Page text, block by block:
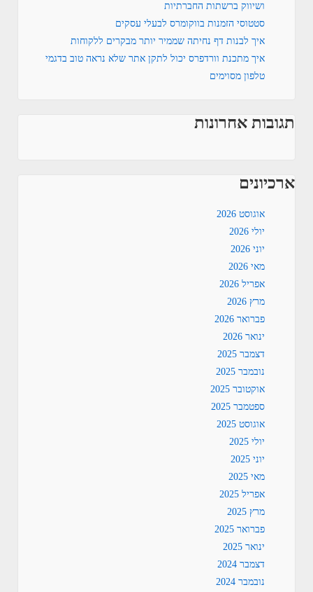
ושיווק ברשתות החברתיות
סטטוסי הזמנות בווקומרס לבעלי עסקים
איך לבנות דף נחיתה שממיר יותר מבקרים ללקוחות
איך מתכנת וורדפרס יכול לתקן אתר שלא נראה טוב בדגמי
טלפון מסוימים
תגובות אחרונות
ארכיונים
אוגוסט 2026
יולי 2026
יוני 2026
מאי 2026
אפריל 2026
מרץ 2026
פברואר 2026
ינואר 2026
דצמבר 2025
נובמבר 2025
אוקטובר 2025
ספטמבר 2025
אוגוסט 2025
יולי 2025
יוני 2025
מאי 2025
אפריל 2025
מרץ 2025
פברואר 2025
ינואר 2025
דצמבר 2024
נובמבר 2024